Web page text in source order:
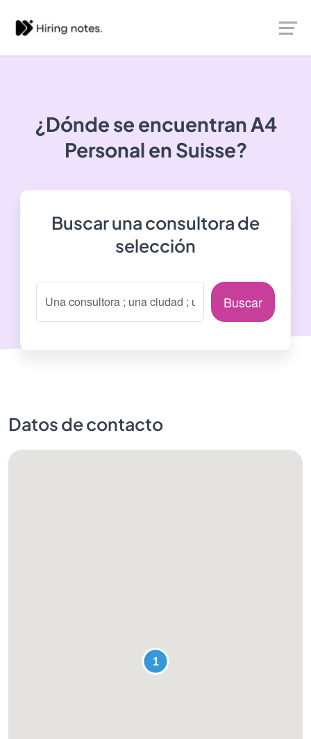
¿Dónde se encuentranA4
Personal en Suisse?
Buscar una consultora de
selección
Buscar
Datos de contacto